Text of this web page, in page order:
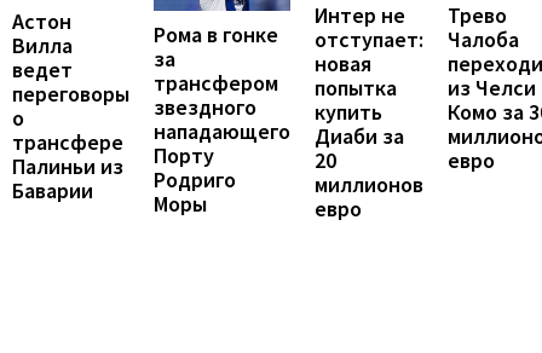
Астон
Вилла
ведет
переговоры
о
трансфере
Палиньи из
Баварии
Рома в гонке
за
трансфером
звездного
нападающего
Порту
Родриго
Моры
Интер не
отступает:
новая
попытка
купить
Диаби за
20
миллионов
евро
Трево
Чалоба
из Челси
Комо за
евро